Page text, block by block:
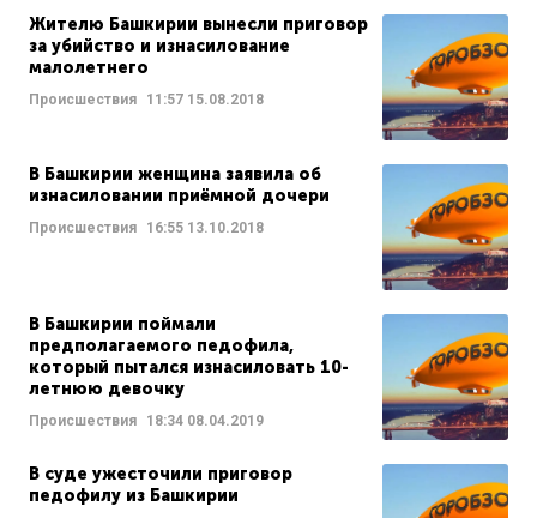
Жителю Башкирии вынесли приговор
за убийство и изнасилование
малолетнего
Происшествия 11:57 15.08.2018
В Башкирии женщина заявила об
изнасиловании приёмной дочери
Происшествия 16:55 13.10.2018
В Башкирии поймали
предполагаемого педофила,
который пытался изнасиловать 10-
летнюю девочку
Происшествия 18:34 08.04.2019
В суде ужесточили приговор
педофилу из Башкирии